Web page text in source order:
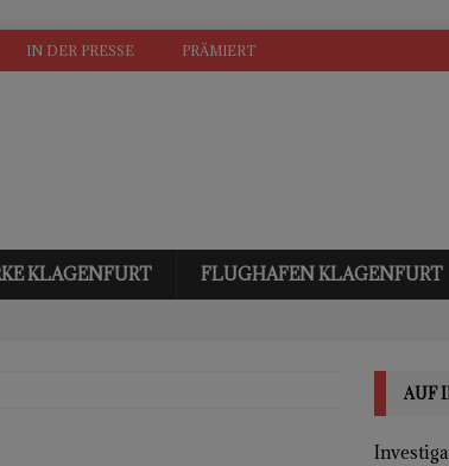
IN DER PRESSE PRÄMIERT
KLAGENFURT FLUGHAFEN KLAGENFURT
AUF